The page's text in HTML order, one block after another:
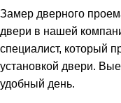
Замер дверного
двери в нашей
специалист, который
установкой двери.
удобный день.